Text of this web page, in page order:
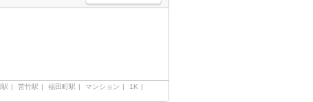
苦竹駅 福田町駅 マンション
1K